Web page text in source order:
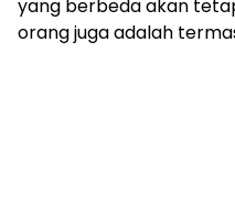
yang berbeda akan
orang juga adalah